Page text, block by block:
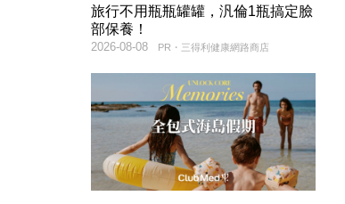
旅行不用瓶瓶罐罐，汎倫1瓶搞定臉
部保養！
PR・三得利健康網路商店
2026-08-08